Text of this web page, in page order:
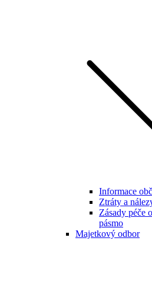
Informace
Ztráty a
Zásady péče
pásmo
Majetkový odbor